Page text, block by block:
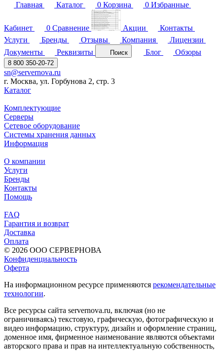
Главная Каталог 0 Корзина 0 Избранные
Кабинет 0 Сравнение Акции
Контакты
Услуги
Бренды Отзывы Компания
Лицензии
Документы
Реквизиты Поиск Блог Обзоры
8 800 350-20-72
sn@servernova.ru
г. Москва, ул. Горбунова 2, стр. 3
Каталог
Комплектующие
Серверы
Сетевое оборудование
Системы хранения данных
Информация
О компании
Услуги
Бренды
Контакты
Помощь
FAQ
Гарантия и возврат
Доставка
Оплата
© 2026 ООО СЕРВЕРНОВА
Конфиденциальность
Оферта
На информационном ресурсе применяются рекомендательные
технологии.
Все ресурсы сайта servernova.ru, включая (но не
ограничиваясь) текстовую, графическую, фотографическую и
видео информацию, структуру, дизайн и оформление страниц,
доменное имя, фирменное наименование являются объектами
авторского права и прав на интеллектуальную собственность,